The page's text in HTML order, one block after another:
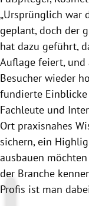
„Ursprünglich war
geplant, doch der
hat dazu geführt,
Auflage feiert,
Besucher wieder
fundierte
Fachleute und
Ort praxisnahes
sichern, ein
ausbauen
der Branche
Profis ist man